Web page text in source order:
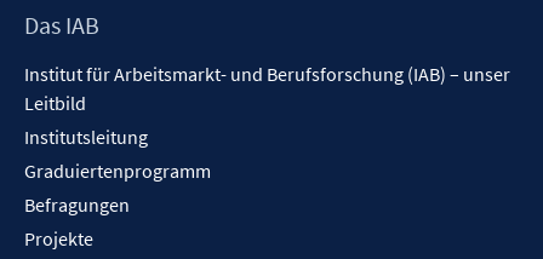
Footer
Das IAB
Institut für Arbeitsmarkt- und Berufsforschung (IAB) – unser
Leitbild
Institutsleitung
Graduiertenprogramm
Befragungen
Projekte